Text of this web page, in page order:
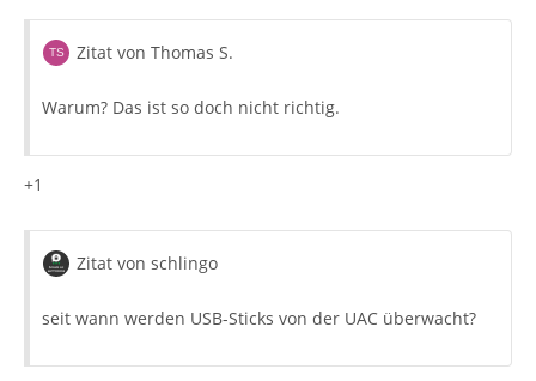
Zitat von Thomas S.
Warum? Das ist so doch nicht richtig.
+1
Zitat von schlingo
seit wann werden USB-Sticks von der UAC überwacht?